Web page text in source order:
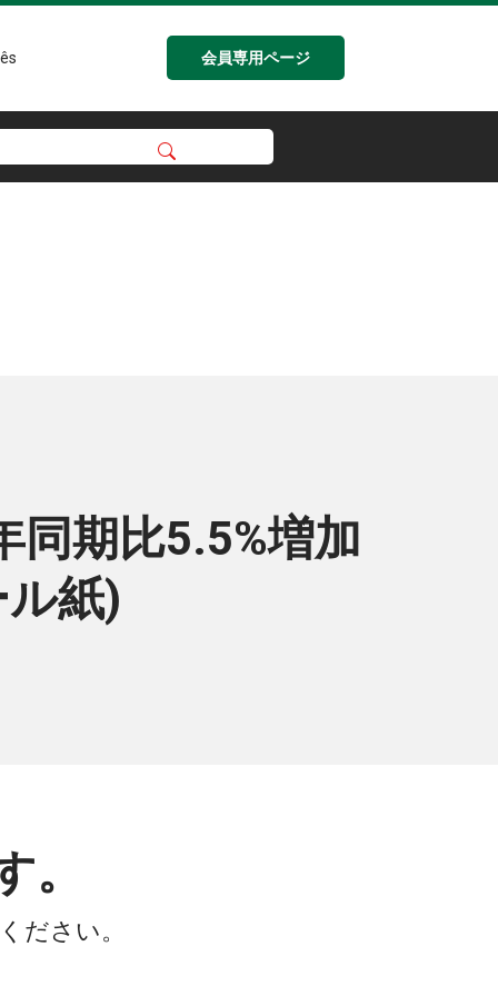
会員専用ページ
同期比5.5%増加
紙)
ださい。